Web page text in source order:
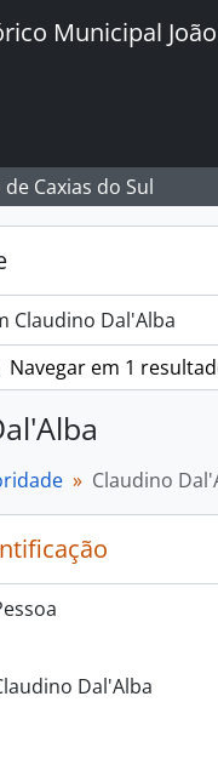
Municipal
Caxias do Sul
Claudino Dal'Alba
Navegar em 1
Claudino
Dal'Alba